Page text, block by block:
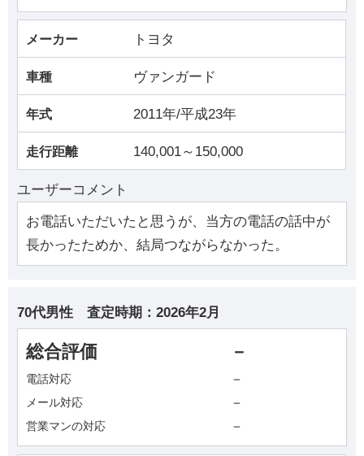
メーカー トヨタ
車種 ヴァンガード
年式 2011年/平成23年
走行距離 140,001～150,000
ユーザーコメント
お電話いただいたと思うが、当方の電話の話中が
長かったためか、結局つながらなかった。
70代男性 査定時期： 2026年2月
総合評価 －
電話対応 －
メール対応 －
営業マンの対応 －